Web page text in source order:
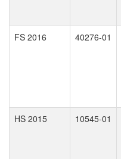
FS 2016 40276-01
HS 2015 10545-01